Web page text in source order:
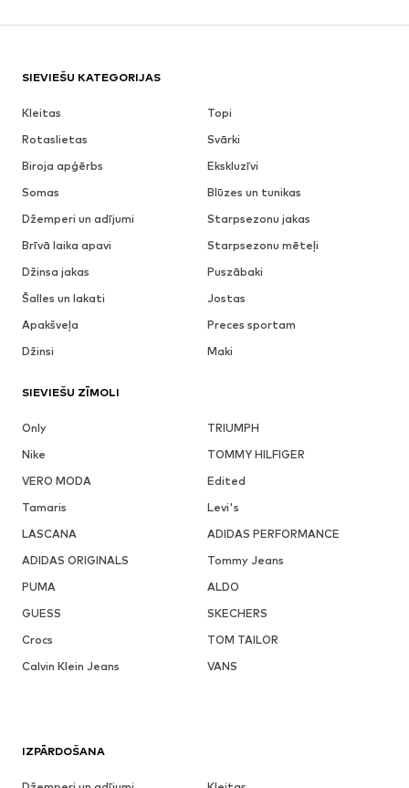
SIEVIEŠU KATEGORIJAS
Kleitas
Topi
Rotaslietas
Svārki
Biroja apģērbs
Ekskluzīvi
Somas
Blūzes un tunikas
Džemperi un adījumi
Starpsezonu jakas
Brīvā laika apavi
Starpsezonu mēteļi
Džinsa jakas
Puszābaki
Šalles un lakati
Jostas
Apakšveļa
Preces sportam
Džinsi
Maki
SIEVIEŠU ZĪMOLI
Only
TRIUMPH
Nike
TOMMY HILFIGER
VERO MODA
Edited
Tamaris
Levi's
LASCANA
ADIDAS PERFORMANCE
ADIDAS ORIGINALS
Tommy Jeans
PUMA
ALDO
GUESS
SKECHERS
Crocs
TOM TAILOR
Calvin Klein Jeans
VANS
IZPĀRDOŠANA